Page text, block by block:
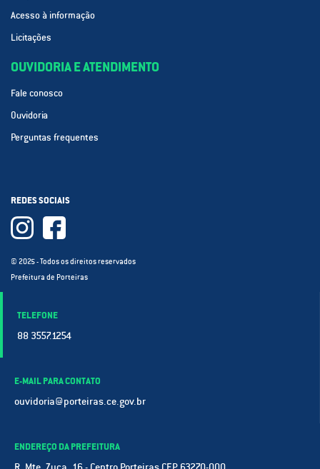
Acesso à informação
Licitações
OUVIDORIA E ATENDIMENTO
Fale conosco
Ouvidoria
Perguntas frequentes
REDES SOCIAIS
© 2025 - Todos os direitos reservados
Prefeitura de Porteiras
TELEFONE
88 3557.1254
E-MAIL PARA CONTATO
ouvidoria@porteiras.ce.gov.br
ENDEREÇO DA PREFEITURA